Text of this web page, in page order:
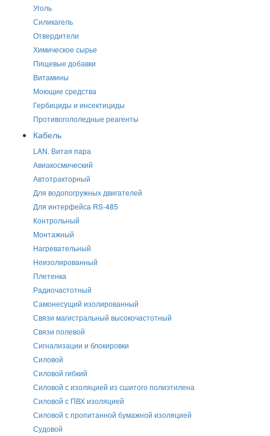
Уголь
Силикагель
Отвердители
Химическое сырье
Пищевые добавки
Витамины
Моющие средства
Гербициды и инсектициды
Противогололедные реагенты
Кабель
LAN. Витая пара
Авиакосмический
Автотракторный
Для водопогружных двигателей
Для интерфейса RS-485
Контрольный
Монтажный
Нагревательный
Неизолированный
Плетенка
Радиочастотный
Самонесущий изолированный
Связи магистральный высокочастотный
Связи полевой
Сигнализации и блокировки
Силовой
Силовой гибкий
Силовой с изоляцией из сшитого полиэтилена
Силовой с ПВХ изоляцией
Силовой с пропитанной бумажной изоляцией
Судовой